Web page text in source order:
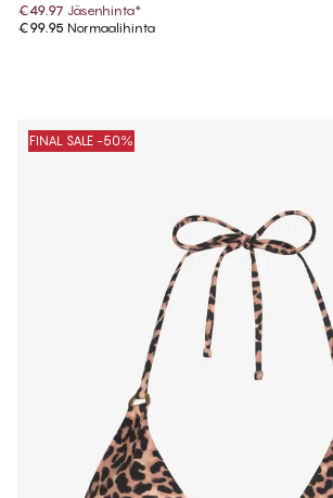
€49.97 Jäsenhinta*
€99.95 Normaalihinta
FINAL SALE -50%